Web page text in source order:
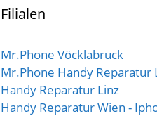
n
5Filialen
Mr.Phone Vöcklabruck
Mr.Phone Handy Reparatur
Handy Reparatur Linz
Handy Reparatur Wien -